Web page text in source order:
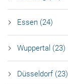
Essen (24)
Wuppertal (23)
Düsseldorf (23)